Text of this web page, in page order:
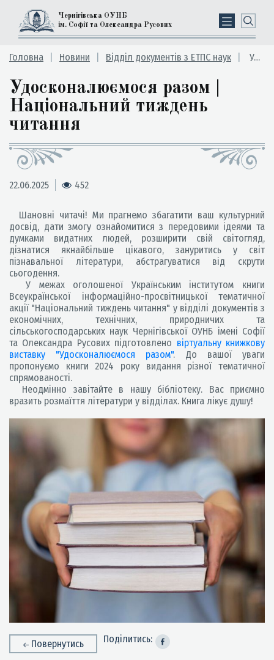
Чернігівська ОУНБ
ім. Софії та Олександра Русових
Головна Новини Відділ документів з ЕТПС наук Удосконалюємося разом | Національний тиждень читання
Удосконалюємося разом |
Національний тиждень
читання
22.06.2025 452
Шановні читачі! Ми прагнемо збагатити ваш культурний
досвід, дати змогу ознайомитися з передовими ідеями та
думками видатних людей, розширити свій світогляд,
дізнатися якнайбільше цікавого, зануритись у світ
пізнавальної літератури, абстрагуватися від скрути
сьогодення.
У межах оголошеної Українським інститутом книги
Всеукраїнської інформаційно-просвітницької тематичної
акції "Національний тиждень читання" у відділі документів з
економічних, технічних, природничих та
сільськогосподарських наук Чернігівської ОУНБ імені Софії
та Олександра Русових підготовлено віртуальну книжкову
виставку "Удосконалюємося разом". До вашої уваги
пропонуємо книги 2024 року видання різної тематичної
спрямованості.
Неодмінно завітайте в нашу бібліотеку. Вас приємно
вразить розмаїття літератури у відділах. Книга лікує душу!
Повернутись Поділитись: